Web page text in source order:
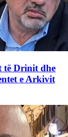
Drinit dhe
e Arkivit